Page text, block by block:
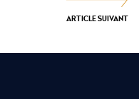
ARTICLE SUIVANT